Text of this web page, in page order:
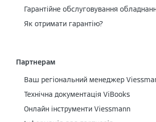
Гарантійне обслуговування
Як отримати гарантію?
Партнерам
Ваш регіональний менеджер
Технічна документація ViBooks
Онлайн інструменти Viessmann